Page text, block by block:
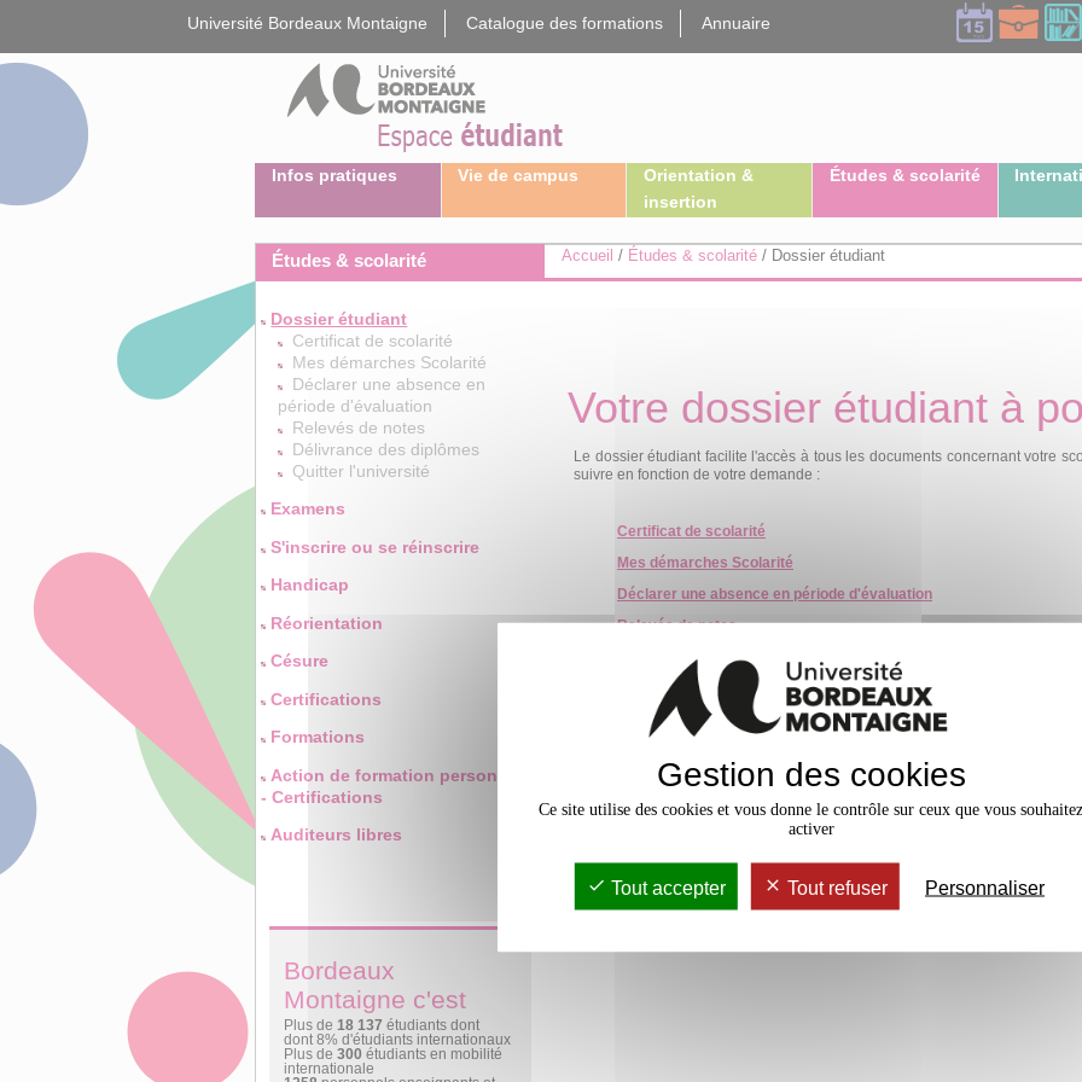
Université Bordeaux Montaigne Catalogue des formations Annuaire
Infos pratiques Vie de campus
Orientation &
insertion
Études & scolarité
Études & scolarité
Dossier étudiant
Certificat de scolarité
Mes démarches Scolarité
Déclarer une absence en
période d'évaluation
Relevés de notes
Délivrance des diplômes
Quitter l'université
Examens
S'inscrire ou se réinscrire
Handicap
Réorientation
Césure
Certifications
Formations
Action de formation personnelle
- Certifications
Auditeurs libres
Bordeaux
Montaigne c'est
Plus de18 137 étudiants dont
dont 8% d'étudiants internationaux
Plus de300 étudiants en mobilité
internationale
Accueil / Études & scolarité/ Dossier étudiant
Votre dossier étudiant à
Le dossier étudiant facilite l'accès à tous les documents concernant votre
suivre en fonction de votre demande :
Certificat de scolarité
Mes démarches Scolarité
Déclarer une absence en période d'évaluation
Relevés de notes
Délivrance des diplômes
Quitter l'université
Utilisation de vos
Dans le cadre de la gestion de votre dossier étudiant, vous trouverez les
personnelles et de vos droits en suivantce lien.
Gestion des cookies
Ce site utilise des cookies et vous donne le contrôle sur ceux que vous souhaitez
activer
Tout accepter Tout refuser Personnaliser